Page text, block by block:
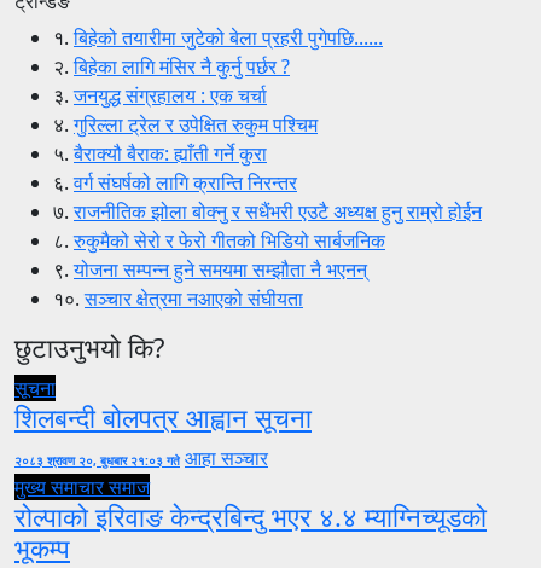
१.बिहेको तयारीमा जुटेको बेला प्रहरी पुगेपछि......
२.बिहेका लागि मंसिर नै कुर्नु पर्छर ?
३.जनयुद्ध संग्रहालय : एक चर्चा
४.गुरिल्ला ट्रेल र उपेक्षित रुकुम पश्चिम
५.बैराक्यौ बैराक: ह्याँती गर्ने कुरा
६.वर्ग संघर्षको लागि क्रान्ति निरन्तर
७.राजनीतिक झोला बोक्नु र सधैंभरी एउटै अध्यक्ष हुनु राम्रो होईन
८.रुकुमैको सेरो र फेरो गीतको भिडियो सार्बजनिक
९.योजना सम्पन्न हुने समयमा सम्झौता नै भएनन्
१०.सञ्चार क्षेत्रमा नआएको संघीयता
छुटाउनुभयो कि?
सूचना
शिलबन्दी बोलपत्र आह्वान सूचना
२०८३ श्रावण २०, बुधबार २१:०३ गते आहा सञ्चार
मुख्य समाचारसमाज
रोल्पाको इरिवाङ केन्द्रबिन्दु भएर ४.४ म्याग्निच्यूडको
भूकम्प